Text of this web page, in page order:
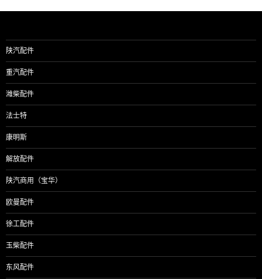
陕汽配件
重汽配件
潍柴配件
法士特
康明斯
解放配件
陕汽商用（宝华）
欧曼配件
徐工配件
玉柴配件
东风配件